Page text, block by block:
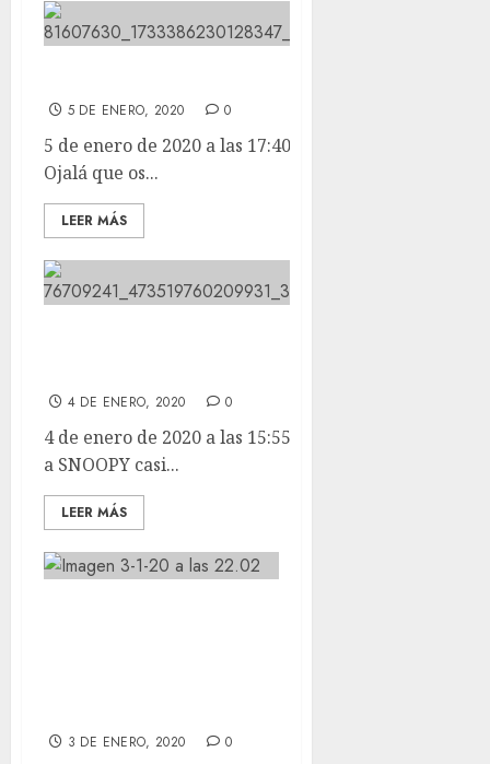
5 DE ENERO, 2020 0
5 de enero de 2020 a las 17:40 Felices Reyes Magos!!
Ojalá que os...
LEER MÁS
4 DE ENERO, 2020 0
4 de enero de 2020 a las 15:55 Buenooo, ya tenemos
a SNOOPY casi...
LEER MÁS
3 DE ENERO, 2020 0